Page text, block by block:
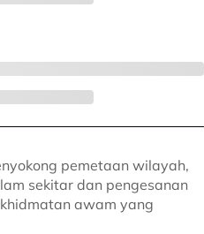
pemetaan wilayah,
sekitar dan pengesanan
awam yang